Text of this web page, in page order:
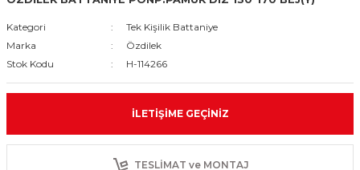
Kategori
Tek Kişilik Battaniye
Marka
Özdilek
Stok Kodu
H-114266
İLETIŞIME GEÇINIZ
TESLİMAT ve MONTAJ